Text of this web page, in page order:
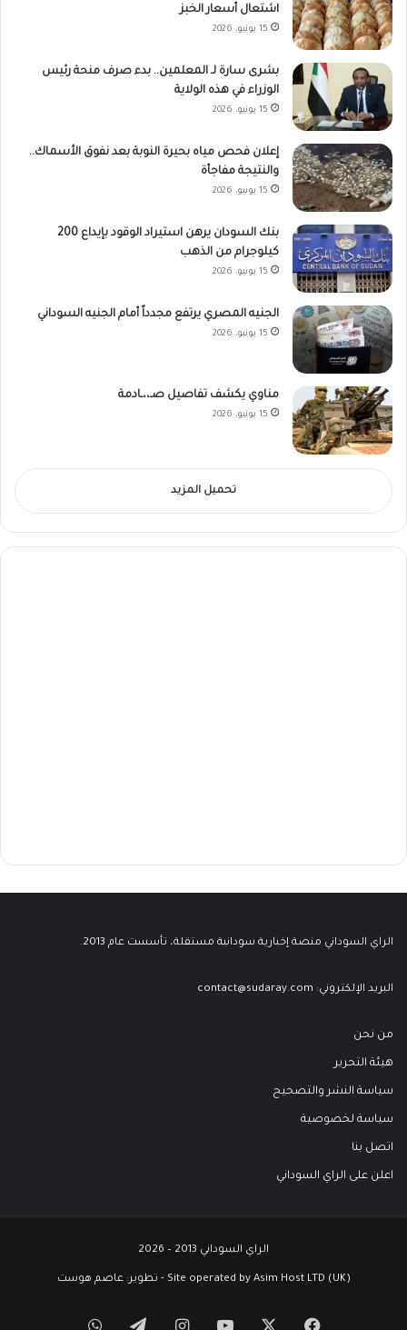
اشتعال أسعار الخبز
15 يونيو، 2026
بشرى سارة لـ المعلمين.. بدء صرف منحة رئيس
الوزراء في هذه الولاية
15 يونيو، 2026
إعلان فحص مياه بحيرة النوبة بعد نفوق الأسماك..
والنتيجة مفاجأة
15 يونيو، 2026
بنك السودان يرهن استيراد الوقود بإيداع 200
كيلوجرام من الذهب
15 يونيو، 2026
الجنيه المصري يرتفع مجدداً أمام الجنيه السوداني
15 يونيو، 2026
مناوي يكشف تفاصيل صـ،،ـادمة
15 يونيو، 2026
تحميل المزيد
الراي السوداني منصة إخبارية سودانية مستقلة، تأسست عام 2013.
البريد الإلكتروني: contact@sudaray.com
من نحن
هيئة التحرير
سياسة النشر والتصحيح
سياسة لخصوصية
اتصل بنا
اعلن على الراي السوداني
الراي السوداني 2013 – 2026
Site operated by Asim Host LTD (UK) - تطوير: عاصم هوست
فيسبوك ‫YouTubeانستقرامتيلقرامواتساب